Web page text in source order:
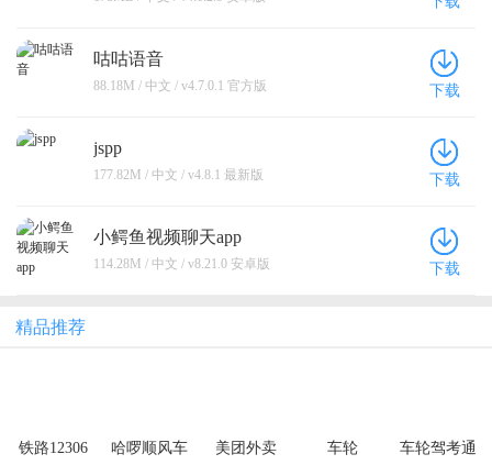
咕咕语音
88.18M / 中文 / v4.7.0.1 官方版 下载
jspp
177.82M / 中文 / v4.8.1 最新版 下载
小鳄鱼视频聊天app
114.28M / 中文 / v8.21.0 安卓版 下载
精品推荐
铁路12306 哈啰顺风车 美团外卖 车轮 车轮驾考通